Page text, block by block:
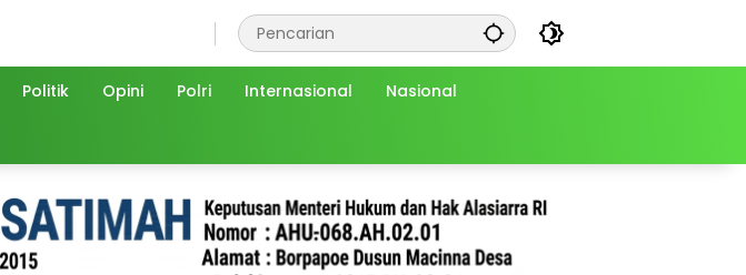
Politik Opini Polri Internasional Nasional